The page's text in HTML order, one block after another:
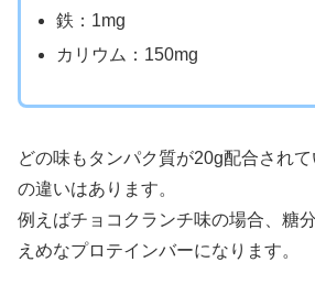
鉄：1mg
カリウム：150mg
どの味もタンパク質が20g配合され
の違いはあります。
例えばチョコクランチ味の場合、糖
えめなプロテインバーになります。